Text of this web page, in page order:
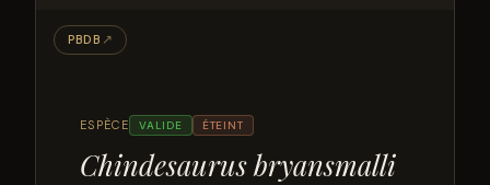
ESPÈCE VALIDE ÉTEINT
Chindesaurus bryansmalli
PBDB ↗